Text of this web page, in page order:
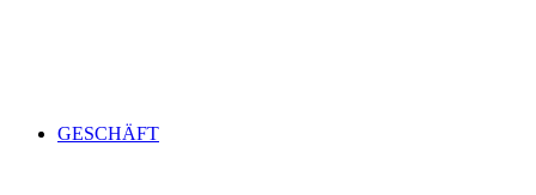
GESCHÄFT